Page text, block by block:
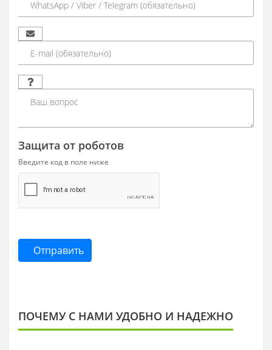
Защита от роботов
Введите код в поле ниже
Отправить
ПОЧЕМУ С НАМИ УДОБНО И НАДЕЖНО